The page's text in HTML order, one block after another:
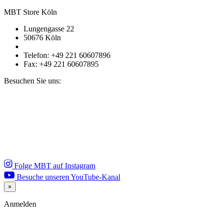
MBT Store Köln
Lungengasse 22
50676 Köln
Telefon: +49 221 60607896
Fax: +49 221 60607895
Besuchen Sie uns:
Folge MBT auf Instagram
Besuche unseren YouTube-Kanal
×
Close
Anmelden